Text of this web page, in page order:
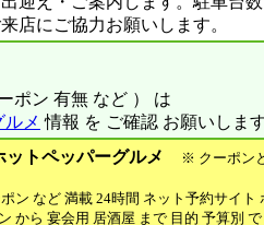
店にご協力お願いします。
ポン 有無 など ） は
メ 情報 を ご確認 お願いしま
トペッパーグルメ
※ クーポン
ン など 満載 24時間 ネット予約サイト
から 宴会用 居酒屋 まで 目的 予算別